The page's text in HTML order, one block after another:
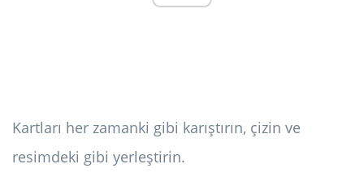
Kartları her zamanki gibi karıştırın, çizin ve
resimdeki gibi yerleştirin.